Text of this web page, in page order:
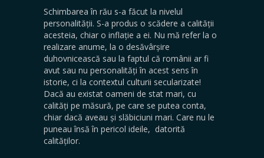
Schimbarea în rău s-a făcut la nivelul
personalității. S-a produs o scădere a calității
acesteia, chiar o inflație a ei. Nu mă refer la o
realizare anume, la o desăvârșire
duhovnicească sau la faptul că românii ar fi
avut sau nu personalități în acest sens în
istorie, ci la contextul culturii secularizate!
Dacă au existat oameni de stat mari, cu
calități pe măsură, pe care se putea conta,
chiar dacă aveau și slăbiciuni mari. Care nu le
puneau însă în pericol ideile, datorită
calităților.